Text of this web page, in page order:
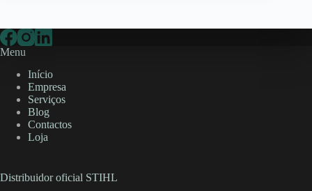
Menu
Início
Empresa
Serviços
Blog
Contactos
Loja
Distribuidor oficial STIHL